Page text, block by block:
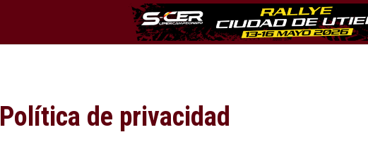
Política de privacidad